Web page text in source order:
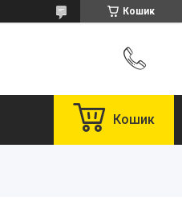
Кошик
Кошик